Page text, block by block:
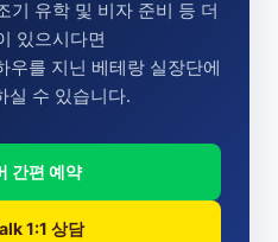
기 유학 및 비자 준비 등 더
있으시다면
우를 지닌 베테랑 실장단에
실 수 있습니다.
간편 예약
1:1 상담